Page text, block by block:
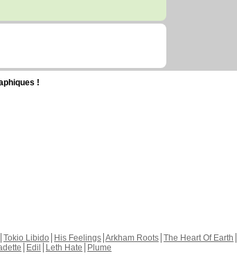
!
Tokio Libido His Feelings Arkham Roots The Heart Of Earth
Edil Leth Hate Plume